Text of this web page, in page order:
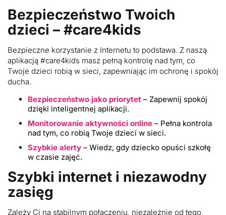
Bezpieczeństwo Twoich
dzieci – #care4kids
Bezpieczne korzystanie z Internetu to podstawa. Z naszą
aplikacją #care4kids masz pełną kontrolę nad tym, co
Twoje dzieci robią w sieci, zapewniając im ochronę i spokój
ducha.
Bezpieczeństwo jako priorytet – Zapewnij spokój
dzięki inteligentnej aplikacji.
Monitorowanie aktywności online – Pełna kontrola
nad tym, co robią Twoje dzieci w sieci.
Szybkie alerty – Wiedz, gdy dziecko opuści szkołę
w czasie zajęć.
Szybki internet i niezawodny
zasięg
Zależy Ci na stabilnym połączeniu, niezależnie od tego,